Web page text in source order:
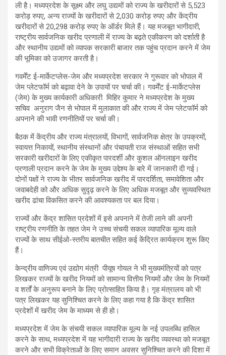
ली है। मध्यप्रदेश के सूक्ष्म और लघु उद्यमों को राज्य के खरीदारों से 5,523
करोड़ रुपए, अन्य राज्यों के खरीदारों से 2,030 करोड़ रुपए और केंद्रीय
खरीदारों से 20,298 करोड़ रुपए के ऑर्डर मिले हैं। यह मजबूत भागीदारी,
राष्ट्रीय सार्वजनिक खरीद प्रणाली में राज्य के बढ़ते एकीकरण को दर्शाती है
और स्थानीय उद्यमों को व्यापक सरकारी बाजार तक पहुंच प्रदान करने में जेम
की भूमिका को उजागर करती है।
गवर्मेंट ई-मार्केटप्लेस-जेम और मध्यप्रदेश सरकार ने गुरूवार को भोपाल में
जेम प्लेटफॉर्म को बढ़ावा देने के उपायों पर चर्चा की। गवर्मेंट ई-मार्केटप्लेस
(जेम) के मुख्य कार्यकारी अधिकारी मिहिर कुमार ने मध्यप्रदेश के मुख्य
सचिव अनुराग जैन से भोपाल में मुलाकात की और राज्य में जेम प्लेटफॉर्म को
अपनाने की भावी रणनीतियों पर चर्चा की।
बैठक में केंद्रीय और राज्य मंत्रालयों, विभागों, सार्वजनिक क्षेत्र के उपक्रमों,
स्वायत्त निकायों, स्थानीय संस्थानों और पंचायती राज संस्थाओं सहित सभी
सरकारी खरीदारों के लिए एकीकृत पारदर्शी और कुशल ऑनलाइन खरीद
प्रणाली प्रदान करने के जेम के मुख्य उद्देश्य के बारे में जानकारी दी गई।
दोनों पक्षों ने राज्य के भीतर सार्वजनिक खरीद में पारदर्शिता, समावेशिता और
जवाबदेही को और अधिक सुदृढ़ करने के लिए अधिक मजबूत और सुव्यवस्थित
खरीद ढांचा विकसित करने की आवश्यकता पर बल दिया।
राज्यों और केंद्र शासित प्रदेशों में इसे अपनाने में तेजी लाने की अपनी
राष्ट्रीय रणनीति के तहत जेम ने उच्च संचयी सकल व्यापारिक मूल्य वाले
राज्यों के साथ सीईओ-स्तरीय बातचीत सहित कई केंद्रित कार्यक्रम शुरू किए
हैं।
केन्द्रीय वाणिज्य एवं उद्योग मंत्री पीयूष गोयल ने भी मुख्यमंत्रियों को पत्र
लिखकर राज्यों के खरीद नियमों को सामान्य वित्तीय नियमों और जेम के नियमों
व शर्तों के अनुरूप बनाने के लिए प्रोत्साहित किया है। गृह मंत्रालय को भी
पत्र लिखकर यह सुनिश्चित करने के लिए कहा गया है कि केंद्र शासित
प्रदेशों में खरीद जेम के माध्यम से ही हो।
मध्यप्रदेश में जेम के संचयी सकल व्यापारिक मूल्य के नई उपलब्धि हासिल
करने के साथ, मध्यप्रदेश में यह भागीदारी राज्य के खरीद व्यवस्था को मजबूत
करने और सभी विक्रेताओं के लिए समान अवसर सुनिश्चित करने की दिशा में